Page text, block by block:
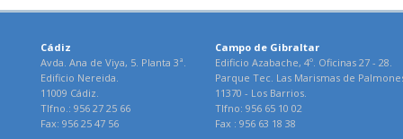
Cádiz
Avda. Ana de Viya, 5. Planta 3ª.
Edificio Nereida.
11009 Cádiz.
Tlfno.: 956 27 25 66
Fax: 956 25 47 56
Campo de Gibraltar
Edificio Azabache, 4º. Oficinas 27 - 28.
Parque Tec. Las Marismas de
11370 - Los Barrios.
Tlfno: 956 65 10 02
Fax : 956 63 18 38